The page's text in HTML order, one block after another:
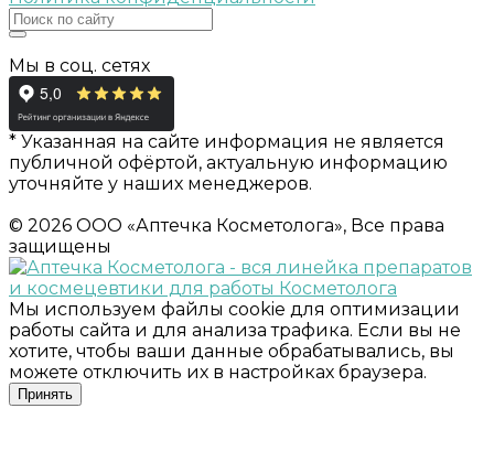
Мы в соц. сетях
* Указанная на сайте информация не является
публичной офёртой, актуальную информацию
уточняйте у наших менеджеров.
© 2026 ООО «Аптечка Косметолога», Все права
защищены
Мы используем файлы cookie для оптимизации
работы сайта и для анализа трафика. Если вы не
хотите, чтобы ваши данные обрабатывались, вы
можете отключить их в настройках браузера.
Принять